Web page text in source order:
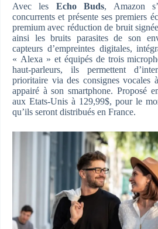
Avec les Echo Buds, Amazon
concurrents et présente ses premiers
premium avec réduction de bruit
ainsi les bruits parasites de son
capteurs d’empreintes digitales,
« Alexa » et équipés de trois
haut-parleurs, ils permettent
prioritaire via des consignes vocales
appairé à son smartphone. Proposé
aux Etats-Unis à 129,99$, pour le
qu’ils seront distribués en France.